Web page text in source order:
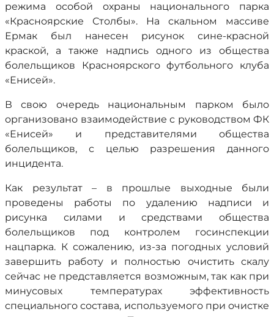
режима особой охраны национального парка
«Красноярские Столбы». На скальном массиве
Ермак был нанесен рисунок сине-красной
краской, а также надпись одного из общества
болельщиков Красноярского футбольного клуба
«Енисей».
В свою очередь национальным парком было
организовано взаимодействие с руководством ФК
«Енисей» и представителями общества
болельщиков, с целью разрешения данного
инцидента.
Как результат – в прошлые выходные были
проведены работы по удалению надписи и
рисунка силами и средствами общества
болельщиков под контролем госинспекции
нацпарка. К сожалению, из-за погодных условий
завершить работу и полностью очистить скалу
сейчас не представляется возможным, так как при
минусовых температурах эффективность
специального состава, используемого при очистке